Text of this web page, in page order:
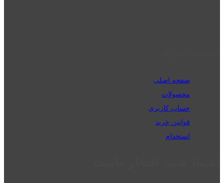
صفحه اصلی
محصولات
حساب کاربری
قوانین خرید
استخدام